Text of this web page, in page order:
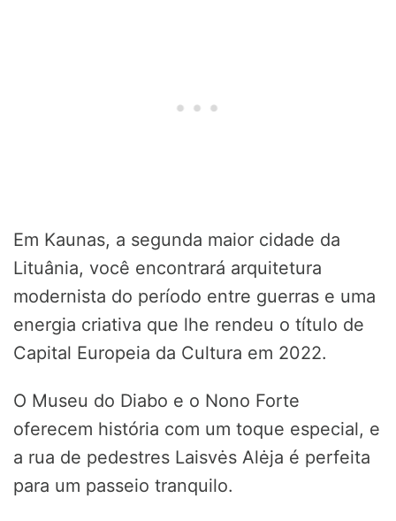
Em Kaunas, a segunda maior cidade da
Lituânia, você encontrará arquitetura
modernista do período entre guerras e uma
energia criativa que lhe rendeu o título de
Capital Europeia da Cultura em 2022.
O Museu do Diabo e o Nono Forte
oferecem história com um toque especial, e
a rua de pedestres Laisvės Alėja é perfeita
para um passeio tranquilo.